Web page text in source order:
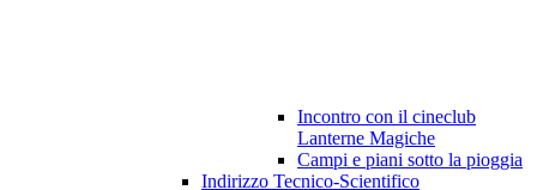
Incontro con il cineclub
Lanterne Magiche
Campi e piani sotto la pioggia
Indirizzo Tecnico-Scientifico